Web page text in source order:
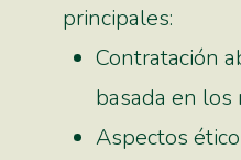
principales:
Contratación
basada en los
Aspectos